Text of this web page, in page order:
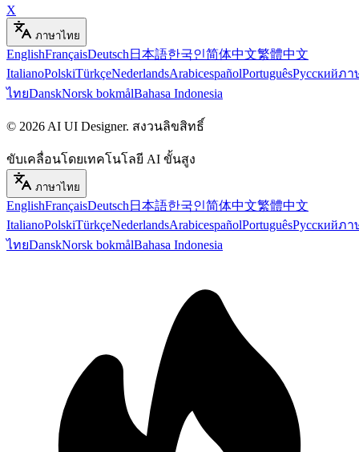
X
ภาษาไทย
EnglishFrançaisDeutsch 日本語한국인简体中文繁體中文
ItalianoPolskiTürkçeNederlandsArabicespañolPortuguêsРусскийภา
ไทยDanskNorsk bokmålBahasa Indonesia
© 2026 AI UI Designer. สงวนลิขสิทธิ์
ขับเคลื่อนโดยเทคโนโลยี AI ขั้นสูง
ภาษาไทย
EnglishFrançaisDeutsch 日本語한국인简体中文繁體中文
ItalianoPolskiTürkçeNederlandsArabicespañolPortuguêsРусскийภา
ไทยDanskNorsk bokmålBahasa Indonesia